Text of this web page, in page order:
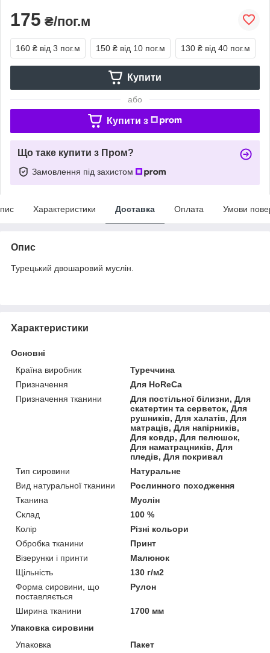
175 ₴/пог.м
160 ₴ від 3 пог.м 150 ₴ від 10 пог.м 130 ₴ від 40 пог.м
Купити
або
Купити з
Що таке купити з Пром?
Замовлення під захистом
Характеристики Доставка Оплата Умови
Опис
Турецький двошаровий муслін.
Характеристики
Основні
Країна виробник
Туреччина
Призначення
Для HoReCa
Призначення тканини
Для постільної білизни, Для
скатертин та серветок, Для
рушників, Для халатів, Для
матраців, Для напірників,
Для ковдр, Для пелюшок,
Для наматрацників, Для
пледів, Для покривал
Тип сировини
Натуральне
Вид натуральної тканини
Рослинного походження
Тканина
Муслін
Склад
100 %
Колір
Різні кольори
Обробка тканини
Принт
Візерунки і принти
Малюнок
Щільність
130 г/м2
Форма сировини, що
поставляється
Рулон
Ширина тканини
1700 мм
Упаковка сировини
Упаковка
Пакет